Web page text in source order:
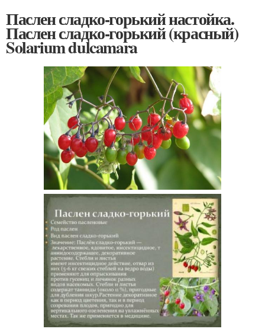
Паслен сладко-горький настойка.
Паслен сладко-горький (красный)
Solarium dulcamara